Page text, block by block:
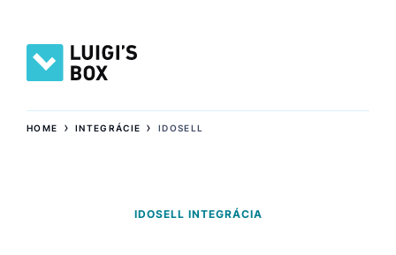
HOME ›INTEGRÁCIE ›IDOSELL
IDOSELL INTEGRÁCIA